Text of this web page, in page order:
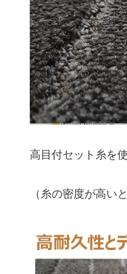
高目付セット糸を
（糸の密度が高い